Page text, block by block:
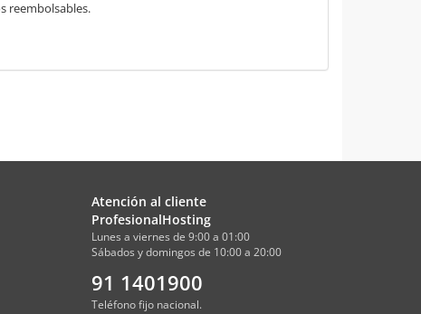
reembolsables.
Atención al cliente
ProfesionalHosting
Lunes a viernes de 9:00 a 01:00
Sábados y domingos de 10:00 a 20:00
91 1401900
Teléfono fijo nacional.